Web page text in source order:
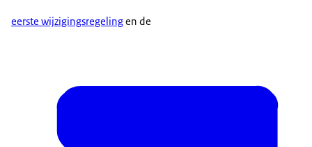
eerste wijzigingsregelingen de